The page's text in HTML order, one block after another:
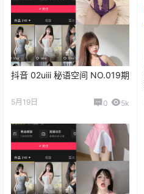
抖音 02uiii 秘语空间 NO.019期
5月19日 0 5k